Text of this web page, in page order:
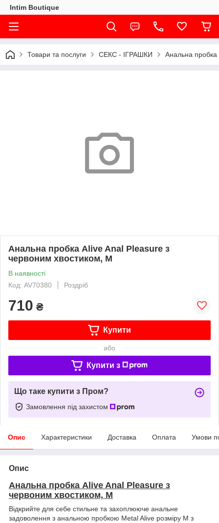
Intim Boutique
Товари та послуги СЕКС - ІГРАШКИ Анальна пробка
Анальна пробка Alive Anal Pleasure з
червоним хвостиком, M
В наявності
Код: AV70380
Роздріб
710 ₴
Купити
або
Купити з
Що таке купити з Пром?
Замовлення під захистом
Опис Характеристики Доставка Оплата Умови
Опис
Анальна пробка Alive Anal Pleasure з
червоним хвостиком, M
Відкрийте для себе стильне та захоплююче анальне
задоволення з анальною пробкою Metal Alive розміру M з